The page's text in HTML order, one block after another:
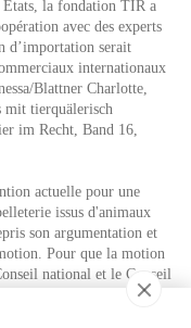
la fondation TIR a
avec des experts
d’importation serait
internationaux
Blattner Charlotte,
mit tierquälerisch
im Recht, Band 16,
actuelle pour une
issus d'animaux
son argumentation et
Pour que la motion
national et le Conseil
deux Conseils à faire droit